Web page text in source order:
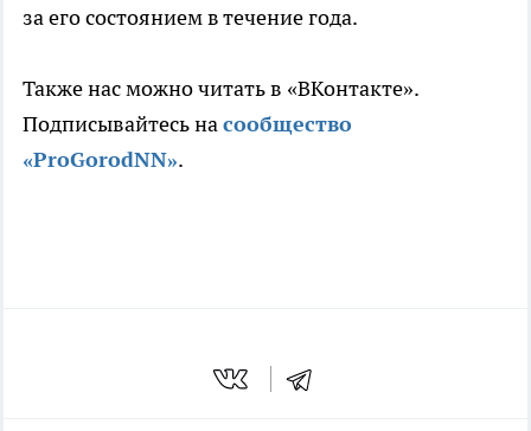
за его состоянием в течение года.
Также нас можно читать в «ВКонтакте».
Подписывайтесь насообщество
«ProGorodNN».